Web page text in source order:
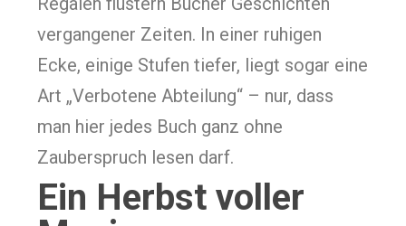
vergangener Zeiten. In einer ruhigen
Ecke, einige Stufen tiefer, liegt sogar eine
Art „Verbotene Abteilung“ – nur, dass
man hier jedes Buch ganz ohne
Zauberspruch lesen darf.
Ein Herbst voller